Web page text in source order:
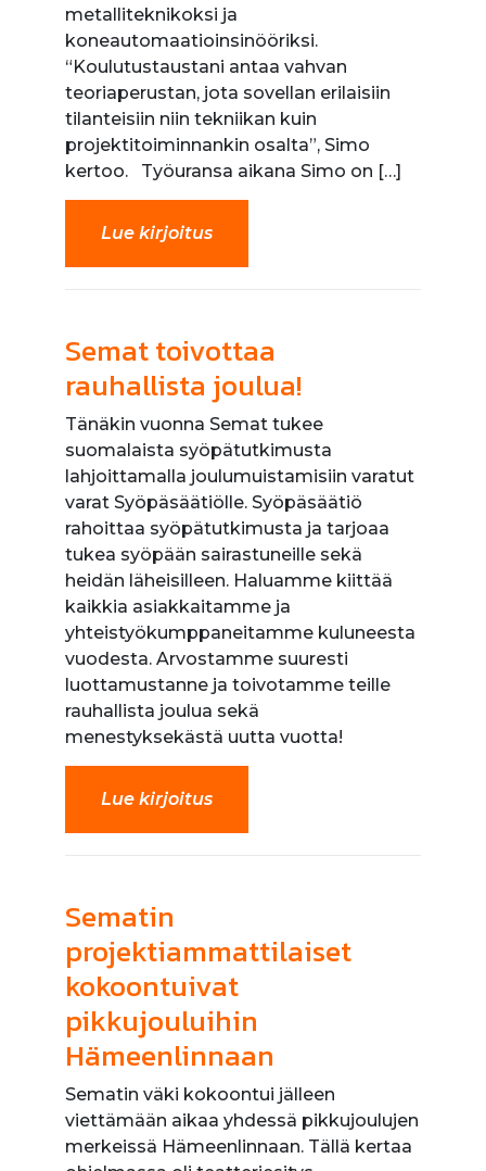
metalliteknikoksi ja
koneautomaatioinsinööriksi.
“Koulutustaustani antaa vahvan
teoriaperustan, jota sovellan erilaisiin
tilanteisiin niin tekniikan kuin
projektitoiminnankin osalta”, Simo
kertoo. Työuransa aikana Simo on […]
Lue kirjoitus
Semat toivottaa
rauhallista joulua!
Tänäkin vuonna Semat tukee
suomalaista syöpätutkimusta
lahjoittamalla joulumuistamisiin varatut
varat Syöpäsäätiölle. Syöpäsäätiö
rahoittaa syöpätutkimusta ja tarjoaa
tukea syöpään sairastuneille sekä
heidän läheisilleen. Haluamme kiittää
kaikkia asiakkaitamme ja
yhteistyökumppaneitamme kuluneesta
vuodesta. Arvostamme suuresti
luottamustanne ja toivotamme teille
rauhallista joulua sekä
menestyksekästä uutta vuotta!
Lue kirjoitus
Sematin
projektiammattilaiset
kokoontuivat
pikkujouluihin
Hämeenlinnaan
Sematin väki kokoontui jälleen
viettämään aikaa yhdessä pikkujoulujen
merkeissä Hämeenlinnaan. Tällä kertaa